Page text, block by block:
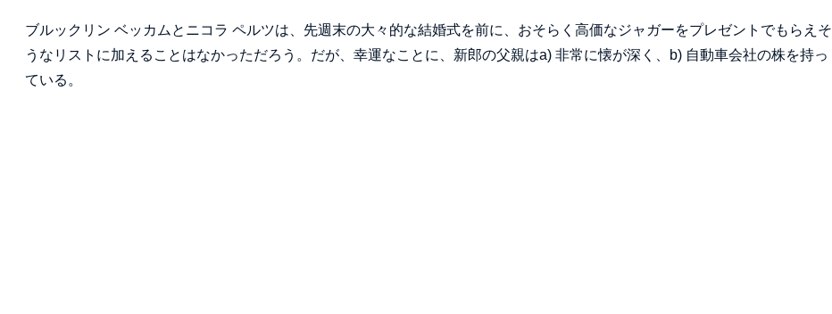
ブルックリン ベッカムとニコラ ペルツは、先週末の大々的な結婚式を前に、おそらく高価なジャガーをプレゼントでもらえそ
うなリストに加えることはなかっただろう。だが、幸運なことに、新郎の父親はa) 非常に懐が深く、b) 自動車会社の株を持っ
ている。